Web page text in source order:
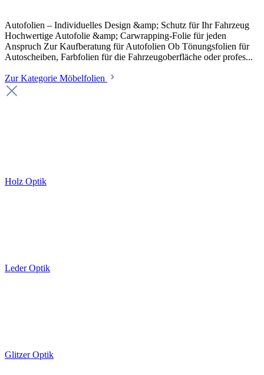
Autofolien – Individuelles Design &amp; Schutz für Ihr Fahrzeug
Hochwertige Autofolie &amp; Carwrapping-Folie für jeden
Anspruch Zur Kaufberatung für Autofolien Ob Tönungsfolien für
Autoscheiben, Farbfolien für die Fahrzeugoberfläche oder profes...
Zur Kategorie Möbelfolien
Holz Optik
Leder Optik
Glitzer Optik